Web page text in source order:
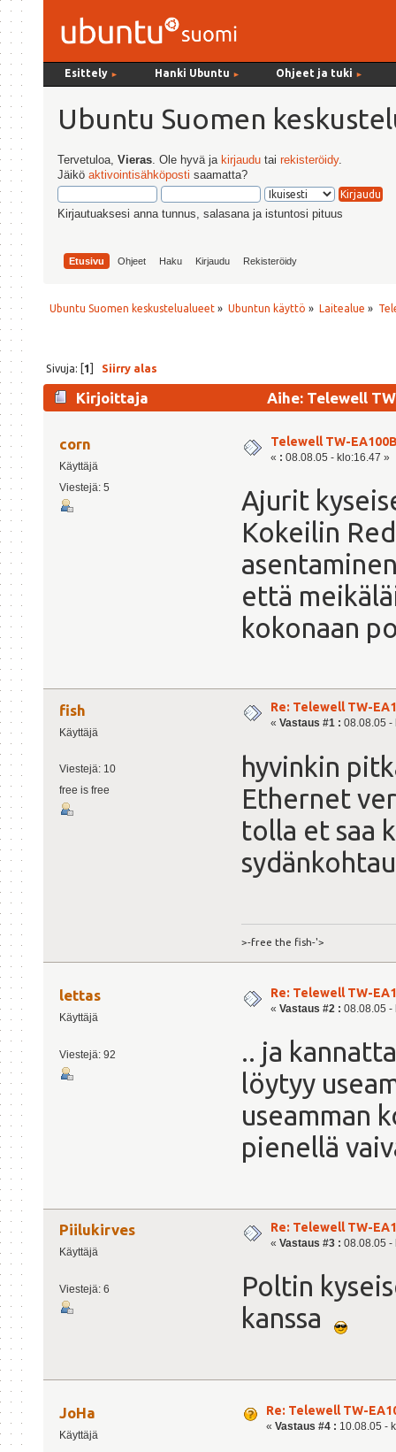
Esittely ► Hanki Ubuntu ► Ohjeet ja tuki ►
Ubuntu Suomen
Tervetuloa,Vieras . Ole hyvä ja kirjaudu tairekisteröidy.
Jäiköaktivointisähköposti saamatta?
Kirjautuaksesi anna tunnus, salasana ja istuntosi pituus
Etusivu Ohjeet Haku Kirjaudu Rekisteröidy
Ubuntu Suomen keskustelualueet » Ubuntun käyttö » Laitealue »
Sivuja: [1] Siirry alas
Kirjoittaja Aihe: Telewell
corn
Käyttäjä
Viestejä: 5
Telewell TW-
« : 08.08.05 - klo:16.47 »
Ajurit
Kokeilin
että
kokonaan
fish
Käyttäjä
Viestejä: 10
free is free
Re: Telewell TW-
« Vastaus #1 : 08.08.05 -
hyvinkin
Ethernet
tolla et saa
>-free the fish-'>
lettas
Käyttäjä
Viestejä: 92
Re: Telewell TW-
« Vastaus #2 : 08.08.05 -
.. ja
löytyy
useamman
pienellä
Piilukirves
Käyttäjä
Viestejä: 6
Re: Telewell TW-
« Vastaus #3 : 08.08.05 -
Poltin
kanssa
JoHa
Käyttäjä
Re: Telewell TW-
« Vastaus #4 : 10.08.05 -